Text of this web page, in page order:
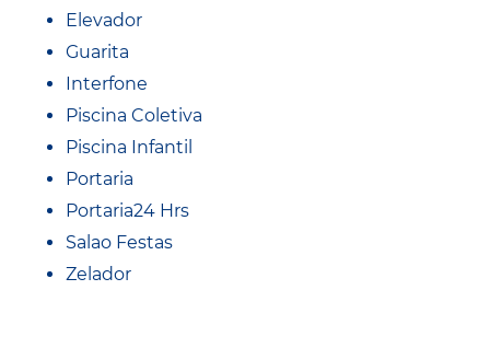
Elevador
Guarita
Interfone
Piscina Coletiva
Piscina Infantil
Portaria
Portaria24 Hrs
Salao Festas
Zelador